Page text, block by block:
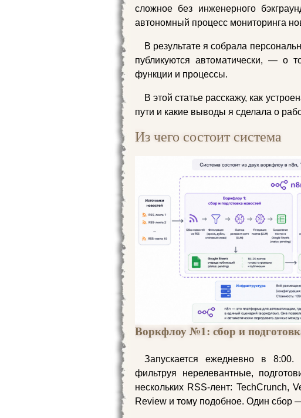
сложное без инженерного
автономный процесс мониторинга
В результате я собрала
публикуются автоматически, — о
функции и процессы.
В этой статье расскажу, как
пути и какие выводы я сделала о
Из чего состоит система
Воркфлоу №1: сбор и
Запускается ежедневно в
фильтруя нерелевантные,
нескольких RSS-лент: TechCrunch,
Review и тому подобное. Один сбор